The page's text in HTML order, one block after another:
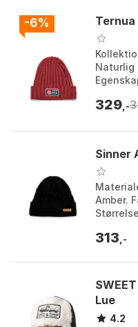
-6% Ternua
Naturlig
329 ,-
Sinner
Amber.
313 ,-
Lue
4.2